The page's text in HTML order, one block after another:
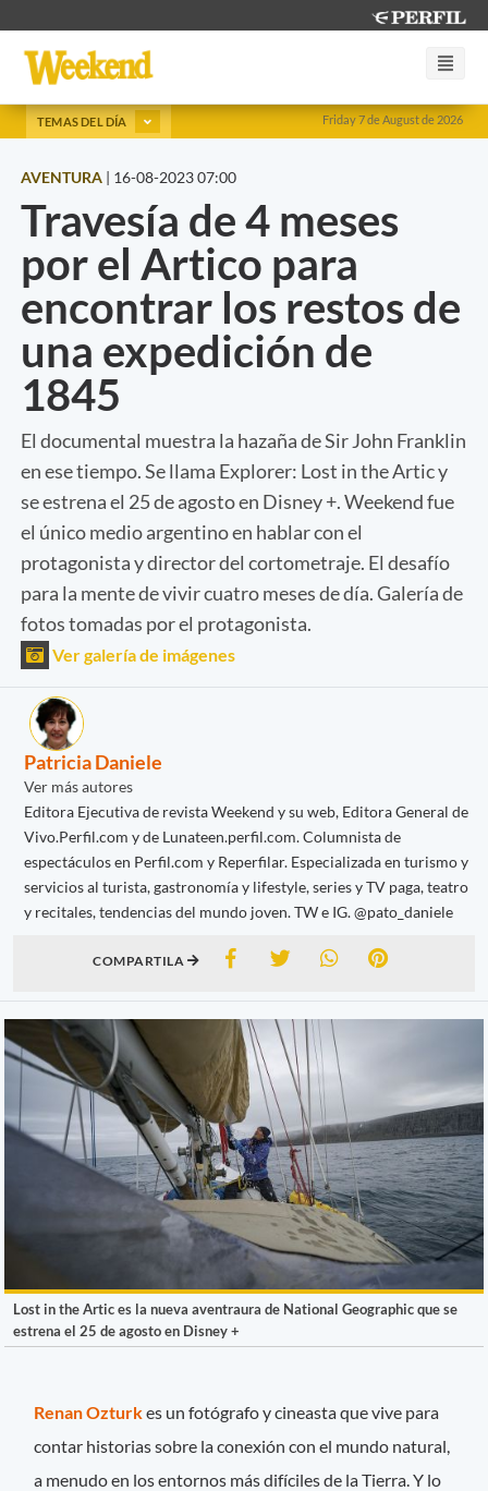
Friday 7 de August de 2026
TEMAS DEL DÍA
AVENTURA | 16-08-2023 07:00
Travesía de 4 meses
por el Artico para
encontrar los restos de
una expedición de
1845
El documental muestra la hazaña de Sir John Franklin
en ese tiempo. Se llama Explorer: Lost in the Artic y
se estrena el 25 de agosto en Disney +. Weekend fue
el único medio argentino en hablar con el
protagonista y director del cortometraje. El desafío
para la mente de vivir cuatro meses de día. Galería de
fotos tomadas por el protagonista.
Ver galería de imágenes
Patricia Daniele
Ver más autores
Editora Ejecutiva de revista Weekend y su web, Editora General de
Vivo.Perfil.com y de Lunateen.perfil.com. Columnista de
espectáculos en Perfil.com y Reperfilar. Especializada en turismo y
servicios al turista, gastronomía y lifestyle, series y TV paga, teatro
y recitales, tendencias del mundo joven. TW e IG. @pato_daniele
COMPARTILA
Lost in the Artic es la nueva aventraura de National Geographic que se
estrena el 25 de agosto en Disney +
Renan Ozturkes un fotógrafo y cineasta que vive para
contar historias sobre la conexión con el mundo natural,
a menudo en los entornos más difíciles de la Tierra. Y lo